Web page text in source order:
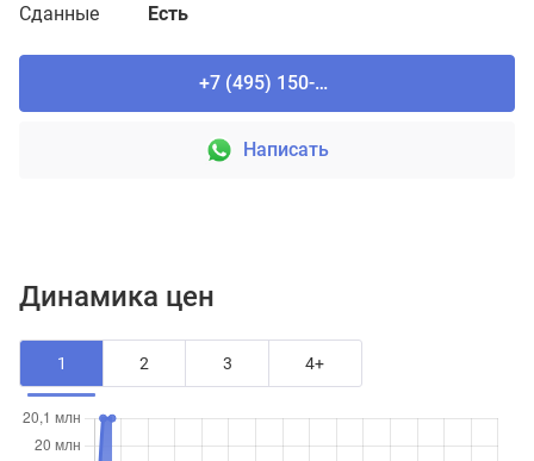
Сданные
Есть
+7 (495) 150-90-61
Написать
Динамика цен
1 2 3 4+